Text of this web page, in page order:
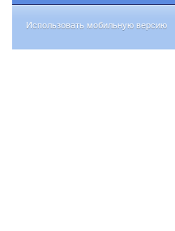
Использовать мобильную версию